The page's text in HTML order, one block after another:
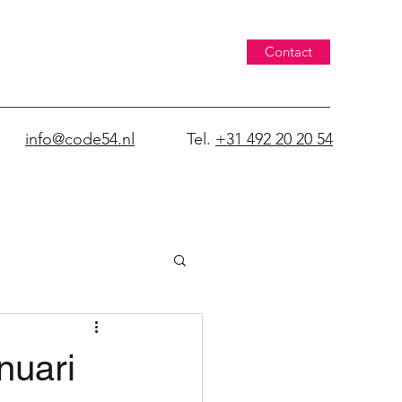
Contact
info@code54.nl Tel. +31 492 20 20 54